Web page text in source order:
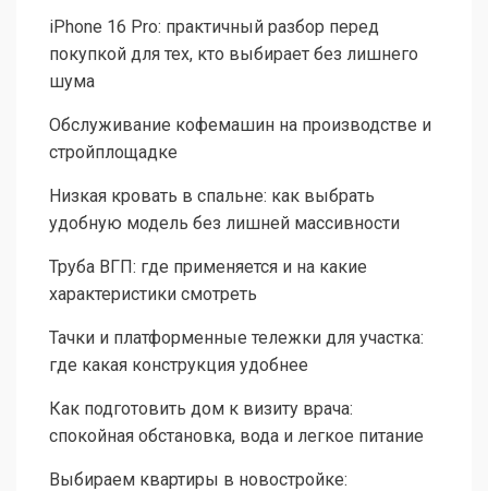
iPhone 16 Pro: практичный разбор перед
покупкой для тех, кто выбирает без лишнего
шума
Обслуживание кофемашин на производстве и
стройплощадке
Низкая кровать в спальне: как выбрать
удобную модель без лишней массивности
Труба ВГП: где применяется и на какие
характеристики смотреть
Тачки и платформенные тележки для участка:
где какая конструкция удобнее
Как подготовить дом к визиту врача:
спокойная обстановка, вода и легкое питание
Выбираем квартиры в новостройке: